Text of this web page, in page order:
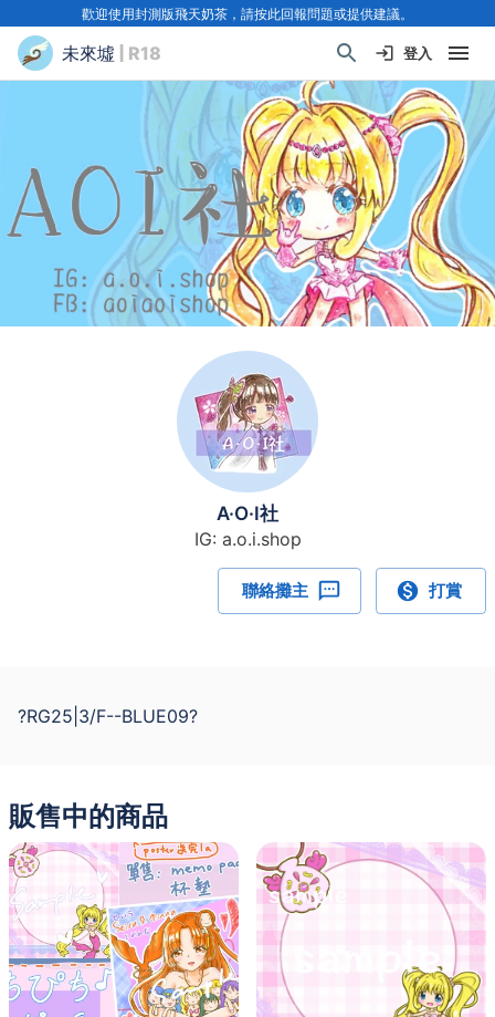
歡迎使用封測版飛天奶茶，請按此回報問題或提供建議。
未來墟 | R18 登入
A·O·I社
IG: a.o.i.shop
聯絡攤主 打賞
?RG25|3/F--BLUE09?
販售中的商品